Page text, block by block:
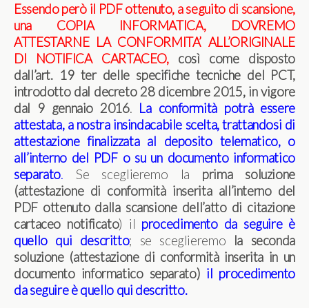
Essendo però il PDF ottenuto, a seguito di scansione,
una COPIA INFORMATICA, DOVREMO
ATTESTARNE LA CONFORMITA’ ALL’ORIGINALE
DI NOTIFICA CARTACEO,così come disposto
dall’art. 19 ter delle specifiche tecniche del PCT,
introdotto dal decreto 28 dicembre 2015, in vigore
dal 9 gennaio 2016. La conformità potrà essere
attestata, a nostra insindacabile scelta, trattandosi di
attestazione finalizzata al deposito telematico, o
all’interno del PDF o su un documento informatico
separato. Se sceglieremo la prima soluzione
(attestazione di conformità inserita all’interno del
PDF ottenuto dalla scansione dell’atto di citazione
cartaceo notificato) il procedimento da seguire è
quello qui descritto; se sceglieremo la seconda
soluzione (attestazione di conformità inserita in un
documento informatico separato) il procedimento
da seguire è quello qui descritto.